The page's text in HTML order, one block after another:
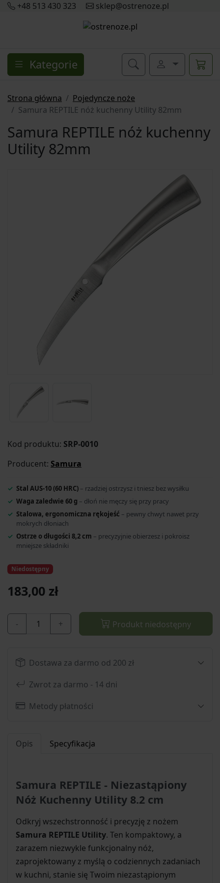
+48 513 430 323 sklep@ostrenoze.pl
Kategorie
Strona główna
Pojedyncze noże
Samura REPTILE nóż kuchenny Utility 82mm
Samura REPTILE nóż kuchenny
Utility 82mm
Kod produktu: SRP-0010
Producent: Samura
Stal AUS-10 (60 HRC) – rzadziej ostrzysz i tniesz bez wysiłku
Waga zaledwie 60 g – dłoń nie męczy się przy pracy
Stalowa, ergonomiczna rękojeść – pewny chwyt nawet przy
mokrych dłoniach
Ostrze o długości 8,2 cm – precyzyjnie obierzesz i pokroisz
mniejsze składniki
Niedostępny
183,00 zł
- + Produkt niedostępny
Dostawa za darmo od 200 zł
Zwrot za darmo - 14 dni
Metody płatności
Opis Specyfikacja
Samura REPTILE - Niezastąpiony
Nóż Kuchenny Utility 8.2 cm
Odkryj wszechstronność i precyzję z nożem
Samura REPTILE Utility. Ten kompaktowy, a
zarazem niezwykle funkcjonalny nóż,
zaprojektowany z myślą o codziennych zadaniach
w kuchni, stanie się Twoim niezastąpionym